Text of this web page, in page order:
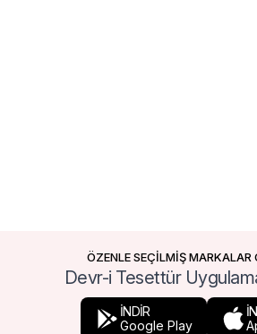
ÖZENLE SEÇİLMİŞ MARKALAR
Devr-i Tesettür
İNDİR
Google Play